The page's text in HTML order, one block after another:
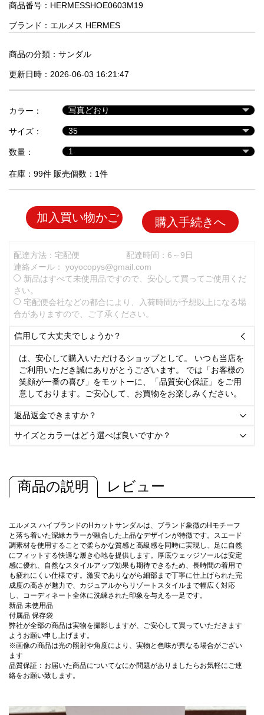
人
気
商
セ
ル
品
商品番号：HERMESSHOE0603M19
ブランド： エルメス HERMES
商品の分類： サンダル
更新日時：2026-06-03 16:21:47
カラー：
サイズ：
数量：
在庫：99件 販売個数：1件
加入買い物かご 購入手続きへ
配達方法：宅配便
配達時間：6～9日
連絡メール： yoyocopys@gmail.com
新品はすべて未使用品ですので、安心して買ってご使用くだ
さい。
宅配便会社などの都合により、入荷時間が予想以上になる場
合がありますので、ご了承ください。
信用して大丈夫でしょうか？ 
は、安心して購入いただけるショップとして。 いつも当店を
ご利用いただき誠にありがとうございます。 では「お客様の
笑顔が一番の喜び」をモットーに、「品質安心保証」をご用
意しております。ご安心して、お買物をお楽しみください。
返品返金できますか？ 
サイズとカラーはどう選べば良いですか？ 
商品の説明 レビュー
エルメス ハイブランドのHカットサンダルは、ブランド象徴のHモチーフ
と落ち着いた深緑カラーが融合した上品なデザインが特徴です。スエード
調素材を使用することで柔らかな質感と高級感を同時に実現し、足に自然
にフィットする快適な履き心地を提供します。厚底ウェッジソールは安定
感に優れ、自然なスタイルアップ効果も期待できるため、長時間の着用で
も疲れにくい仕様です。激安でありながら細部まで丁寧に仕上げられた完
成度の高さが魅力で、カジュアルからリゾートスタイルまで幅広く対応
し、コーディネート全体に洗練された印象を与える一足です。
新品 未使用品
付属品 保存袋
弊社が全部の商品は実物を撮影しますが、ご安心して買っていただきます
ようお願い申し上げます。
※画像の商品は光の照射や角度により、実物と色味が異なる場合がござい
ます
品質保証：お届いた商品についてなにか問題がありましたらお気軽にご連
絡をお願い致します。